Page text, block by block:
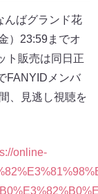
んばグランド花
）23:59までオ
ト販売は同日正
FANYIDメンバ
、見逃し視聴を
online-